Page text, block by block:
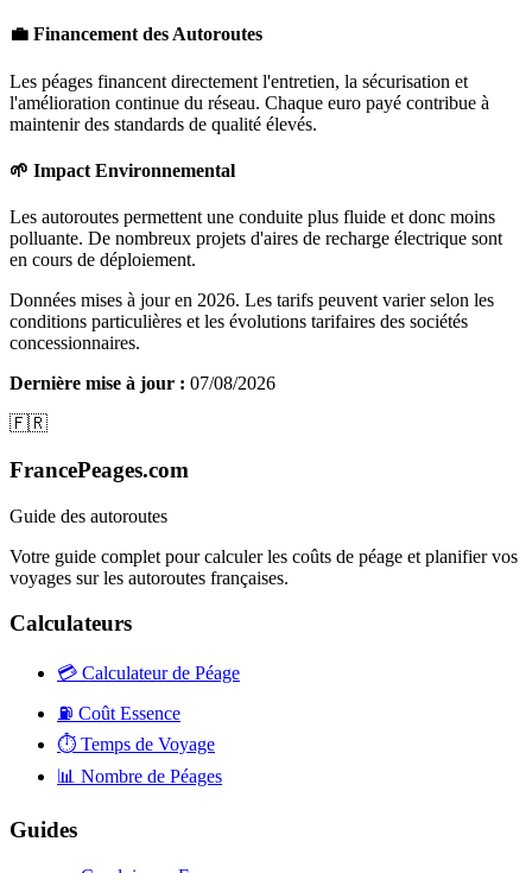
💼 Financement des Autoroutes
Les péages financent directement l'entretien, la sécurisation et
l'amélioration continue du réseau. Chaque euro payé contribue à
maintenir des standards de qualité élevés.
🌱 Impact Environnemental
Les autoroutes permettent une conduite plus fluide et donc moins
polluante. De nombreux projets d'aires de recharge électrique sont
en cours de déploiement.
Données mises à jour en 2026. Les tarifs peuvent varier selon les
conditions particulières et les évolutions tarifaires des sociétés
concessionnaires.
Dernière mise à jour : 07/08/2026
🇫🇷
FrancePeages.com
Guide des autoroutes
Votre guide complet pour calculer les coûts de péage et planifier vos
voyages sur les autoroutes françaises.
Calculateurs
💳 Calculateur de Péage
⛽ Coût Essence
⏱️ Temps de Voyage
📊 Nombre de Péages
Guides